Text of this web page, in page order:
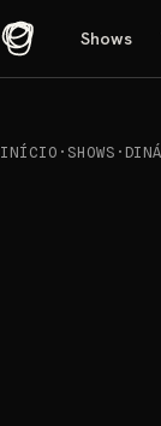
Shows
INÍCIO · SHOWS ·